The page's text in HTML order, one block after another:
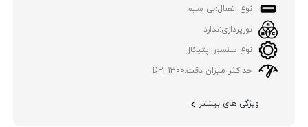
نوع اتصال:بی سیم
نورپردازی:ندارد
نوع سنسور:اپتیکال
حداکثر میزان دقت:1300 DPI
ویژگی های بیشتر